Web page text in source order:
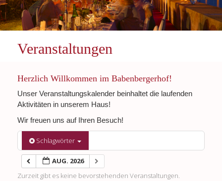
Veranstaltungen
Herzlich Willkommen im Babenbergerhof!
Unser Veranstaltungskalender beinhaltet die laufenden
Aktivitäten in unserem Haus!
Wir freuen uns auf Ihren Besuch!
Schlagwörter
AUG. 2026
Zurzeit gibt es keine bevorstehenden Veranstaltungen.